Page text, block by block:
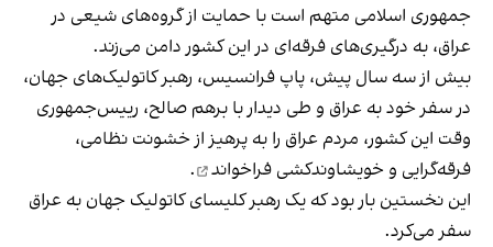
جمهوری اسلامی متهم است با حمایت از گروه‌های شیعی در
عراق، به درگیری‌های فرقه‌ای در این کشور دامن می‌زند.
بیش از سه سال پیش، پاپ فرانسیس، رهبر کاتولیک‌های جهان،
در سفر خود به عراق و طی دیدار با برهم صالح، رییس‌‌جمهوری
وقت این کشور، مردم عراق را به پرهیز از خشونت نظامی،
فرقه‌گرایی و خویشاوندکشی فراخواند
.
این نخستین بار بود که یک رهبر کلیسای کاتولیک جهان به عراق
سفر می‌کرد.